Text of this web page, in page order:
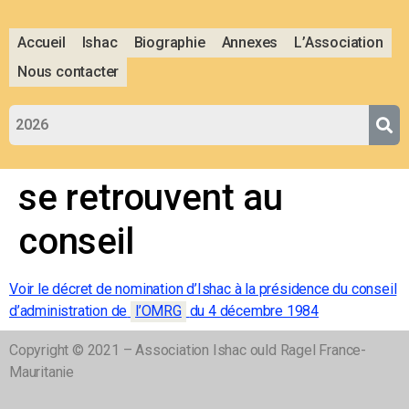
Accueil Ishac Biographie Annexes
L’Association
Nous contacter
se retrouvent au
conseil
Voir le décret de nomination d’Ishac à la présidence du conseil
d’administration de l’OMRG du 4 décembre 1984
Copyright © 2021 – Association Ishac ould Ragel France-
Mauritanie